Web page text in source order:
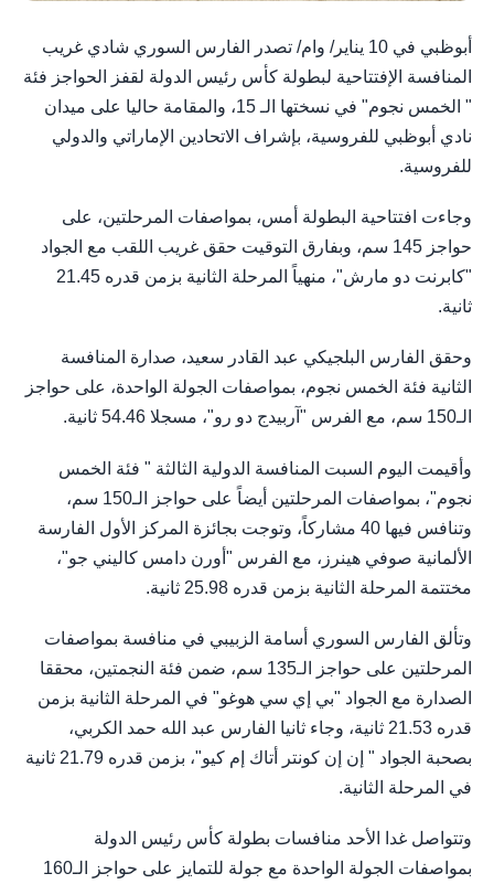
أبوظبي في 10 يناير/ وام/ تصدر الفارس السوري شادي غريب
المنافسة الإفتتاحية لبطولة كأس رئيس الدولة لقفز الحواجز فئة
" الخمس نجوم" في نسختها الـ 15، والمقامة حاليا على ميدان
نادي أبوظبي للفروسية، بإشراف الاتحادين الإماراتي والدولي
للفروسية.
وجاءت افتتاحية البطولة أمس، بمواصفات المرحلتين، على
حواجز 145 سم، وبفارق التوقيت حقق غريب اللقب مع الجواد
"كابرنت دو مارش"، منهياً المرحلة الثانية بزمن قدره 21.45
ثانية.
وحقق الفارس البلجيكي عبد القادر سعيد، صدارة المنافسة
الثانية فئة الخمس نجوم، بمواصفات الجولة الواحدة، على حواجز
الـ150 سم، مع الفرس "آربيدج دو رو"، مسجلا 54.46 ثانية.
وأقيمت اليوم السبت المنافسة الدولية الثالثة " فئة الخمس
نجوم"، بمواصفات المرحلتين أيضاً على حواجز الـ150 سم،
وتنافس فيها 40 مشاركاً، وتوجت بجائزة المركز الأول الفارسة
الألمانية صوفي هينرز، مع الفرس "أورن دامس كاليني جو"،
مختتمة المرحلة الثانية بزمن قدره 25.98 ثانية.
وتألق الفارس السوري أسامة الزبيبي في منافسة بمواصفات
المرحلتين على حواجز الـ135 سم، ضمن فئة النجمتين، محققا
الصدارة مع الجواد "بي إي سي هوغو" في المرحلة الثانية بزمن
قدره 21.53 ثانية، وجاء ثانيا الفارس عبد الله حمد الكربي،
بصحبة الجواد " إن إن كونتر أتاك إم كيو"، بزمن قدره 21.79 ثانية
في المرحلة الثانية.
وتتواصل غدا الأحد منافسات بطولة كأس رئيس الدولة
بمواصفات الجولة الواحدة مع جولة للتمايز على حواجز الـ160